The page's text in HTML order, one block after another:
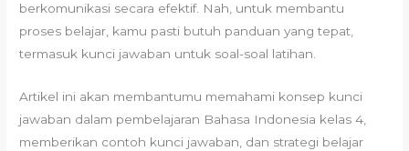
berkomunikasi secara efektif. Nah, untuk membantu
proses belajar, kamu pasti butuh panduan yang tepat,
termasuk kunci jawaban untuk soal-soal latihan.
Artikel ini akan membantumu memahami konsep kunci
jawaban dalam pembelajaran Bahasa Indonesia kelas 4,
memberikan contoh kunci jawaban, dan strategi belajar